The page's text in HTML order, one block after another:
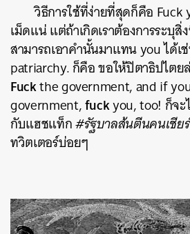
วิธีการใช้ที่ง่ายที่สุดก็คือ Fuck
เม็ดแน่ แต่ถ้าเกิดเราต้องการระบุสิ่
สามารถเอาคำนั้นมาแทน you ได้เ
patriarchy. ก็คือ ขอให้ปิตาธิปไต
Fuckthe government, and if
government,fuckyou, too! ก็จ
กับแฮชแท็ก#รัฐบาลส้นตีนคนเชี
ทวิตเตอร์บ่อยๆ